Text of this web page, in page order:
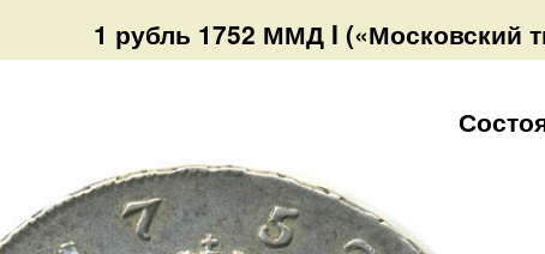
1 рубль 1752 ММД I («Московский